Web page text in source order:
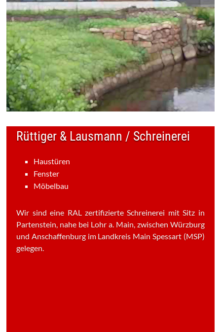
Rüttiger & Lausmann / Schreinerei
Haustüren
Fenster
Möbelbau
Wir sind eine RAL zertifizierte Schreinerei mit Sitz in
Partenstein, nahe bei Lohr a. Main, zwischen Würzburg
und Anschaffenburg im Landkreis Main Spessart (MSP)
gelegen.